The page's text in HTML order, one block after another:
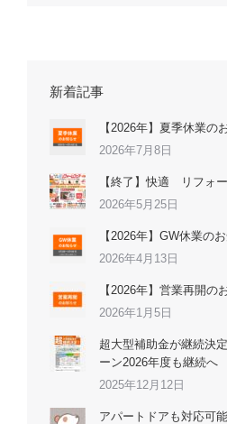
新着記事
【2026年】夏季休業の
2026年7月8日
【終了】快適 リフォ
2026年5月25日
【2026年】GW休業の
2026年4月13日
【2026年】営業再開の
2026年1月5日
超大型補助金が継続決
ーン2026年度も継続へ
2025年12月12日
アパートドアも対応可